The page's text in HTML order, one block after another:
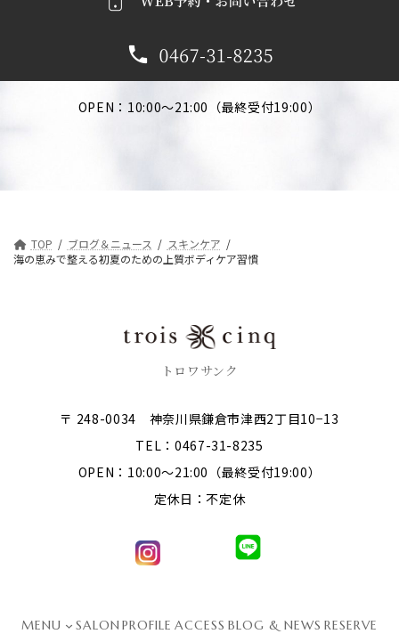
OPEN：10:00～21:00（最終受付19:00）
TOP ブログ＆ニュース
スキンケア
海の恵みで整える初夏のための上質ボディケア習慣
トロワサンク
〒 248-0034 神奈川県鎌倉市津西2丁目10−13
TEL：0467-31-8235
OPEN：10:00～21:00（最終受付19:00）
定休日：不定休
MENU SALONPROFILE ACCESS BLOG & NEWS RESERVE